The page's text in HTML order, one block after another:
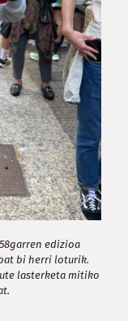
edizioa
bi herri loturik.
lasterketa mitiko